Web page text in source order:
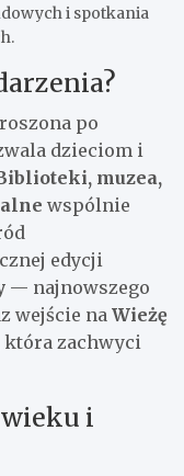
i spotkania
po
dzieciom i
muzea,
wspólnie
edycji
— najnowszego
wejście na Wieżę
która zachwyci
wieku i